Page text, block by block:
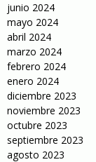
junio 2024
mayo 2024
abril 2024
marzo 2024
febrero 2024
enero 2024
diciembre 2023
noviembre 2023
octubre 2023
septiembre 2023
agosto 2023